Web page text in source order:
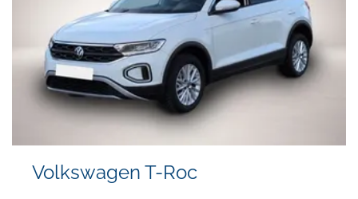
Volkswagen T-Roc